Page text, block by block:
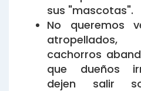
sus "mascotas".
No queremos
cachorros
que dueños
dejen salir